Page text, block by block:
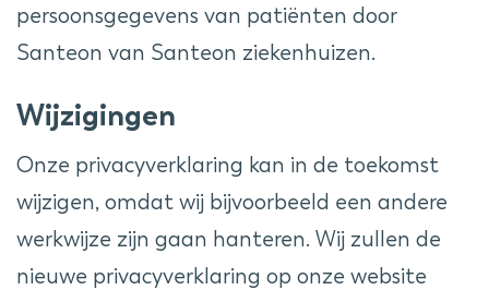
persoonsgegevens van patiënten door
Santeon van Santeon ziekenhuizen.
Wijzigingen
Onze privacyverklaring kan in de toekomst
wijzigen, omdat wij bijvoorbeeld een andere
werkwijze zijn gaan hanteren. Wij zullen de
nieuwe privacyverklaring op onze website